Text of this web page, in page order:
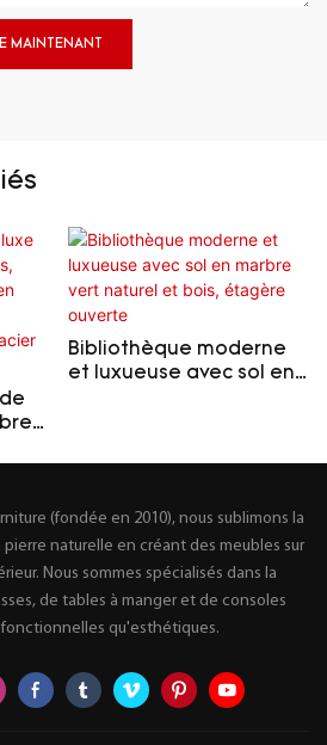
MAINTENANT
et
Bibliothèque moderne
et luxueuse avec sol en
(fondée en 2010), nous sublimons la
naturelle en créant des meubles sur
Nous sommes spécialisés dans la
de tables à manger et de consoles
fonctionnelles qu'esthétiques.